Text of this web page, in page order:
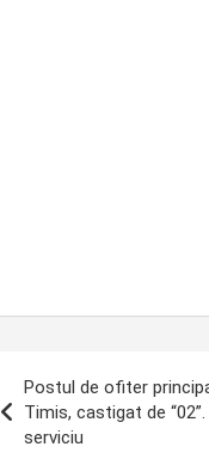
Postul de ofiter
Timis, castigat de
serviciu